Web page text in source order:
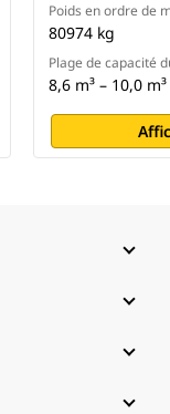
Poids en ordre de
80974 kg
Plage de capacité
8,6 m³ – 10,0